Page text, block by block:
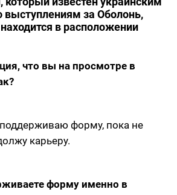
за Оболонь,
в расположении
что вы на просмотре в
форму, пока не
карьеру.
форму именно в